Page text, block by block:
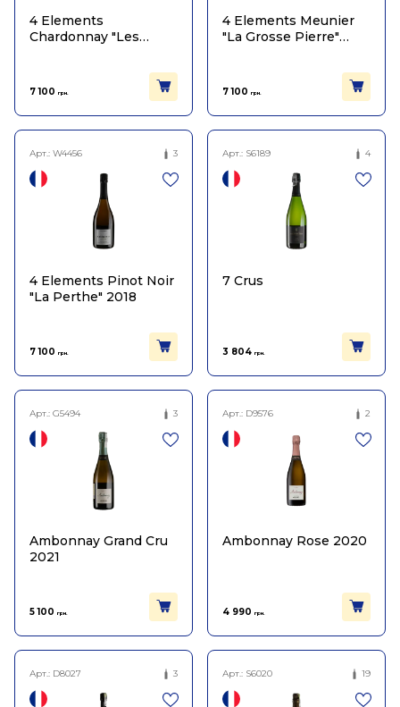
4 Elements
Chardonnay "Les
7 100 грн.
4 Elements Meunier
"La Grosse Pierre"
7 100 грн.
Арт.: W4456 3
4 Elements Pinot Noir
"La Perthe" 2018
7 100 грн.
Арт.: S6189 4
7 Crus
3 804 грн.
Арт.: G5494 3
Ambonnay Grand Cru
2021
5 100 грн.
Арт.: D9576 2
Ambonnay Rose 2020
4 990 грн.
Арт.: D8027 3 Арт.: S6020 19